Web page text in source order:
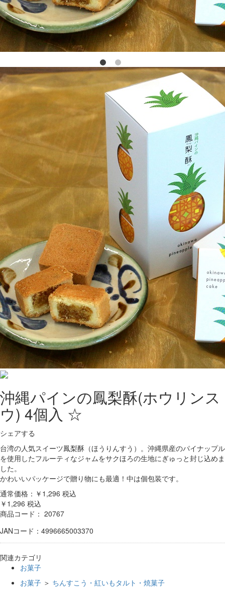
沖縄パインの鳳梨酥(ホウリンス
ウ) 4個入 ☆
シェアする
台湾の人気スイーツ鳳梨酥（ほうりんすう）。沖縄県産のパイナップル
を使用したフルーティなジャムをサクほろの生地にぎゅっと封じ込めま
した。
かわいいパッケージで贈り物にも最適！中は個包装です。
通常価格：￥1,296 税込
￥1,296 税込
商品コード： 20767
JANコード：4996665003370
関連カテゴリ
お菓子
お菓子 ＞ ちんすこう・紅いもタルト・焼菓子